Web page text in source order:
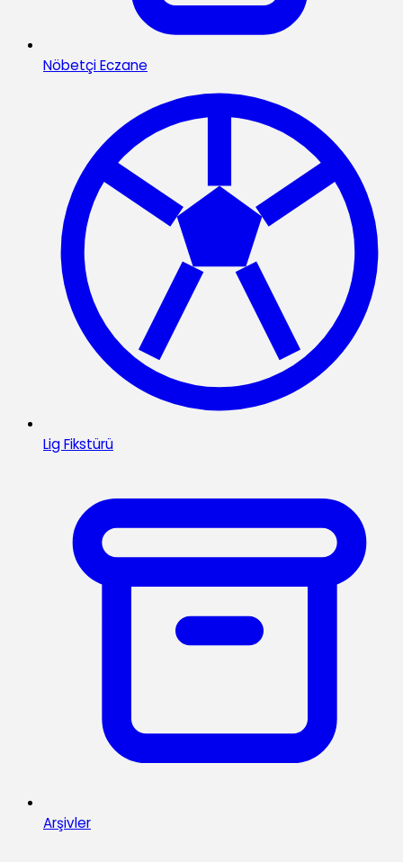
Nöbetçi Eczane
Lig Fikstürü
Arşivler